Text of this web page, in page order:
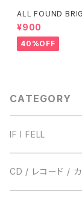
ALL FOUND
S スタイリッシュロ
¥900
40%OFF
CATEGORY
IF I FELL
CD / レコード / カ